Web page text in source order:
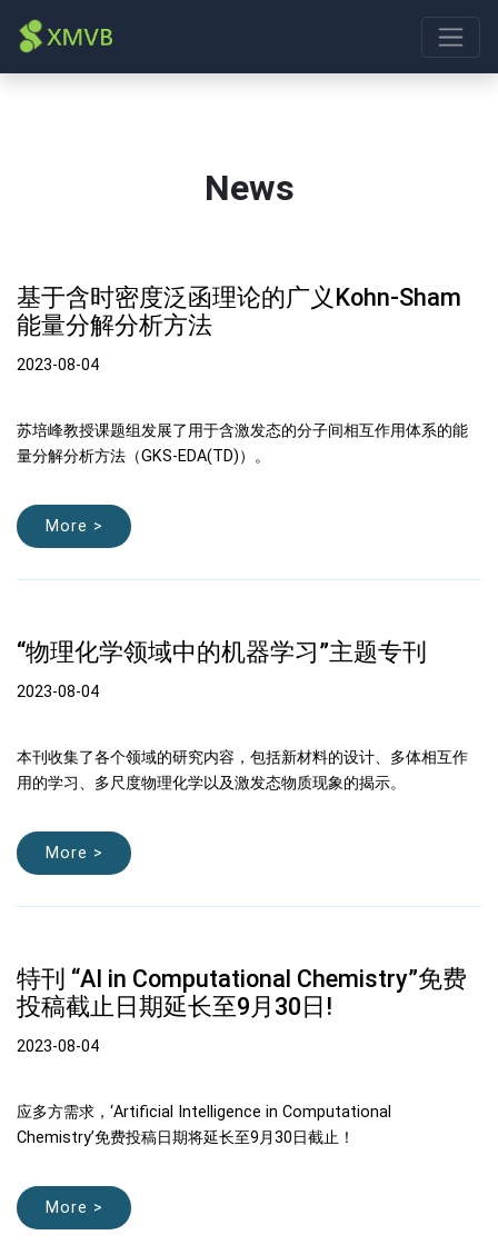
News
基于含时密度泛函理论的广义Kohn-Sham
能量分解分析方法
2023-08-04
苏培峰教授课题组发展了用于含激发态的分子间相互作用体系的能
量分解分析方法（GKS-EDA(TD)）。
More >
“物理化学领域中的机器学习”主题专刊
2023-08-04
本刊收集了各个领域的研究内容，包括新材料的设计、多体相互作
用的学习、多尺度物理化学以及激发态物质现象的揭示。
More >
特刊 “AI in Computational Chemistry”免费
投稿截止日期延长至9月30日!
2023-08-04
应多方需求，‘Artificial Intelligence in Computational
Chemistry’免费投稿日期将延长至9月30日截止！
More >